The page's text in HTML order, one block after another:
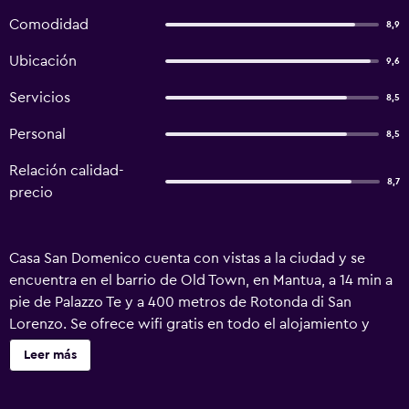
Comodidad 8,9
Ubicación 9,6
Servicios 8,5
Personal 8,5
Relación calidad-
precio
8,7
Casa San Domenico cuenta con vistas a la ciudad y se
encuentra en el barrio de Old Town, en Mantua, a 14 min a
pie de Palazzo Te y a 400 metros de Rotonda di San
Lorenzo. Se ofrece wifi gratis en todo el alojamiento y
parking privado en el propio alojamiento. Cada unidad
dispone de baño privado, bidet, aire acondicionado, TV
Leer más